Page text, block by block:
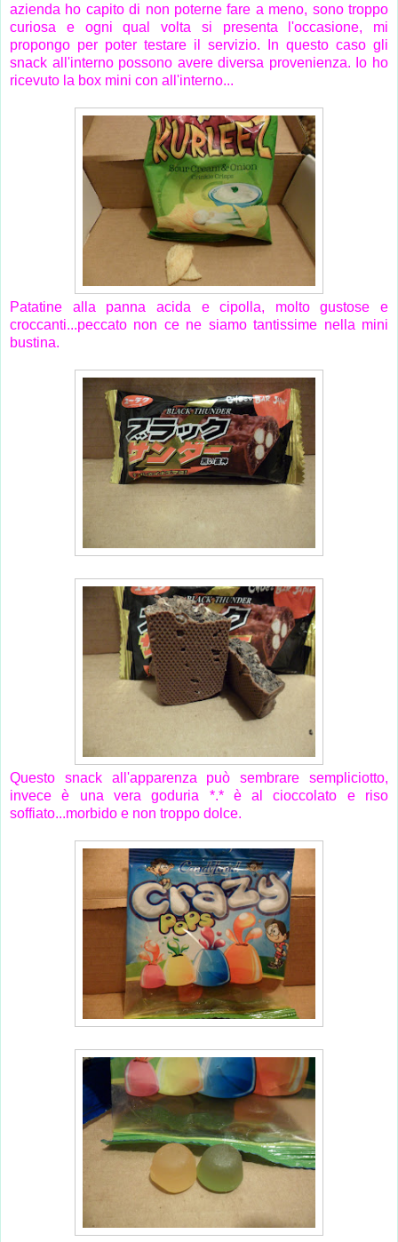
azienda ho capito di non poterne fare a meno, sono troppo
curiosa e ogni qual volta si presenta l'occasione, mi
propongo per poter testare il servizio. In questo caso gli
snack all'interno possono avere diversa provenienza. Io ho
ricevuto la box mini con all'interno...
Patatine alla panna acida e cipolla, molto gustose e
croccanti...peccato non ce ne siamo tantissime nella mini
bustina.
Questo snack all'apparenza può sembrare sempliciotto,
invece è una vera goduria *.* è al cioccolato e riso
soffiato...morbido e non troppo dolce.